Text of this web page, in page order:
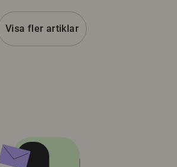
Visa fler artiklar